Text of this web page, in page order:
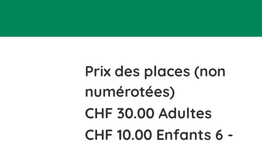
Prix des places (non
numérotées)
CHF 30.00 Adultes
CHF 10.00 Enfants 6 -